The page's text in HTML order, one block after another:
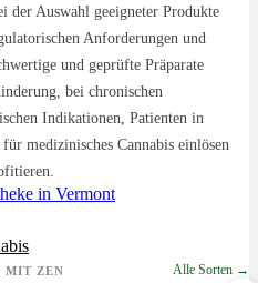
der Auswahl geeigneter Produkte
Anforderungen und
und geprüfte Präparate
bei chronischen
Indikationen, Patienten in
medizinisches Cannabis einlösen
in Vermont
MIT ZEN Alle Sorten →